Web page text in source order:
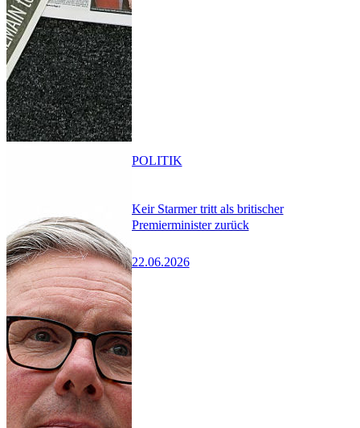
Keir Starmer tritt als britischer
Premierminister zurück
22.06.2026
POLITIK